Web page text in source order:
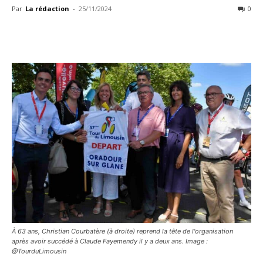
Par La rédaction - 25/11/2024 0
À 63 ans, Christian Courbatère (à droite) reprend la tête de l'organisation
après avoir succédé à Claude Fayemendy il y a deux ans. Image :
@TourduLimousin